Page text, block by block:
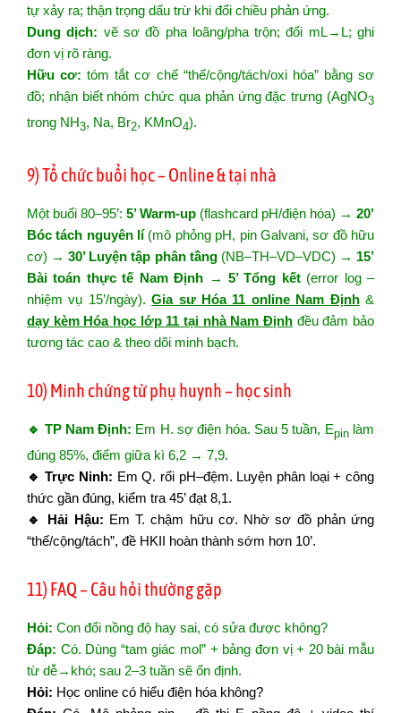
tự xảy ra; thận trọng dấu trừ khi đổi chiều phản ứng.
Dung dịch: vẽ sơ đồ pha loãng/pha trộn; đổi mL→L; ghi
đơn vị rõ ràng.
Hữu cơ: tóm tắt cơ chế “thế/cộng/tách/oxi hóa” bằng sơ
đồ; nhận biết nhóm chức qua phản ứng đặc trưng (AgNO3
trong NH3, Na, Br2, KMnO4).
9) Tổ chức buổi học – Online & tại nhà
Một buổi 80–95’: 5’ Warm-up (flashcard pH/điện hóa) → 20’
Bóc tách nguyên lí(mô phỏng pH, pin Galvani, sơ đồ hữu
cơ) →30’ Luyện tập phân tầng(NB–TH–VD–VDC) → 15’
Bài toán thực tế Nam Định → 5’ Tổng kết(error log –
nhiệm vụ 15’/ngày).Gia sư Hóa 11 online Nam Định&
dạy kèm Hóa học lớp 11 tại nhà Nam Định đều đảm bảo
tương tác cao & theo dõi minh bạch.
10) Minh chứng từ phụ huynh – học sinh
🔹 TP Nam Định: Em H. sợ điện hóa. Sau 5 tuần, Epinlàm
đúng 85%, điểm giữa kì 6,2 → 7,9.
🔹 Trực Ninh: Em Q. rối pH–đệm. Luyện phân loại + công
thức gần đúng, kiểm tra 45’ đạt 8,1.
🔹 Hải Hậu: Em T. chậm hữu cơ. Nhờ sơ đồ phản ứng
“thế/cộng/tách”, đề HKII hoàn thành sớm hơn 10’.
11) FAQ – Câu hỏi thường gặp
Hỏi: Con đổi nồng độ hay sai, có sửa được không?
Đáp: Có. Dùng “tam giác mol” + bảng đơn vị + 20 bài mẫu
từ dễ→khó; sau 2–3 tuần sẽ ổn định.
Hỏi: Học online có hiểu điện hóa không?